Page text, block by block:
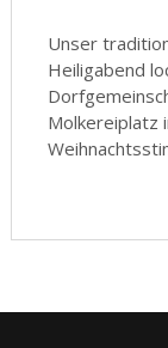
Unser
Heiligabend
Molkereiplatz